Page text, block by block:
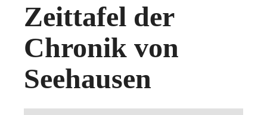
Zeittafel der
Chronik von
Seehausen